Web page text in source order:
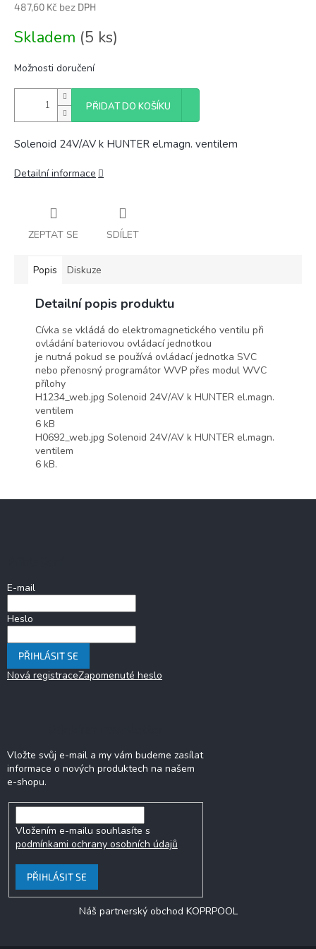
487,60 Kč bez DPH
cena:
Skladem (5 ks)
Možnosti doručení
PŘIDAT DO KOŠÍKU
Solenoid 24V/AV k HUNTER el.magn. ventilem
Detailní informace
ZEPTAT SE SDÍLET
Popis Diskuze
Detailní popis produktu
Cívka se vkládá do elektromagnetického ventilu při
ovládání bateriovou ovládací jednotkou
je nutná pokud se používá ovládací jednotka SVC
nebo přenosný programátor WVP přes modul WVC
přílohy
H1234_web.jpg Solenoid 24V/AV k HUNTER el.magn.
ventilem
6 kB
H0692_web.jpg Solenoid 24V/AV k HUNTER el.magn.
ventilem
6 kB.
E-mail
Heslo
PŘIHLÁSIT SE
Nová registraceZapomenuté heslo
Vložte svůj e-mail a my vám budeme zasílat
informace o nových produktech na našem
e-shopu.
Vložením e-mailu souhlasíte s
podmínkami ochrany osobních údajů
PŘIHLÁSIT SE
Náš partnerský obchod KOPRPOOL